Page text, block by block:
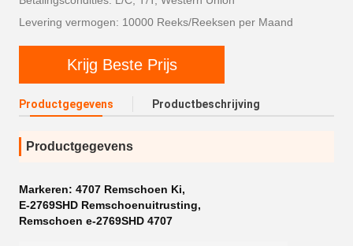
Levering vermogen: 10000 Reeks/Reeksen per Maand
Krijg Beste Prijs
Productgegevens Productbeschrijving
Productgegevens
Markeren: 4707 Remschoen Ki,
E-2769SHD Remschoenuitrusting,
Remschoen e-2769SHD 4707